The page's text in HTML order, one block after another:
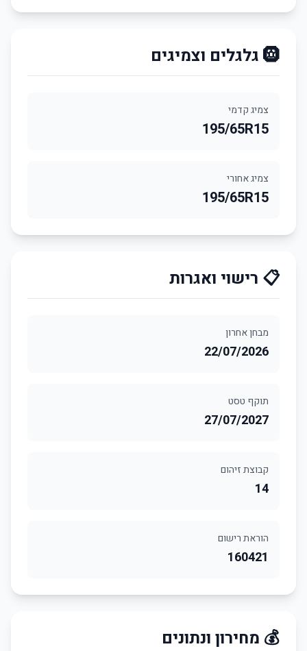
🛞 גלגלים וצמיגים
צמיג קדמי
195/65R15
צמיג אחורי
195/65R15
📋 רישוי ואגרות
מבחן אחרון
22/07/2026
תוקף טסט
27/07/2027
קבוצת זיהום
14
הוראת רישום
160421
💰 מחירון ונתונים